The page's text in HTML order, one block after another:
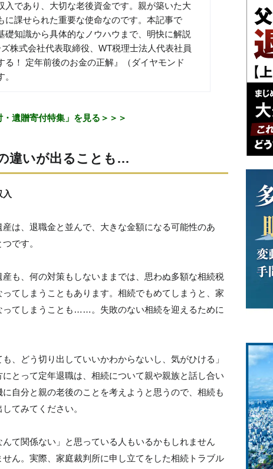
入であり、大切な老後資金です。親が築いた大
に課せられた重要な使命なのです。本記事で
知識から具体的なノウハウまで、明快に解説
株式会社代表取締役、WT税理士法人代表社員
！ 定年前後のお金の正解』（ダイヤモンド
遺贈寄付特集」を見る＞＞＞
違いが出ることも…
入
は、退職金と並んで、大きな金額になる可能性のあ
です。
も、何の対策もしないままでは、思わぬ多額な相続税
てしまうこともあります。相続でもめてしまうと、家
ってしまうことも……。失敗のない相続を迎えるために
、どう切り出していいかわからないし、気がひける」
とって定年退職は、相続について親や親族と話し合い
自分と親の老後のことを考えようと思うので、相続も
てみてください。
て関係ない」と思っている人もいるかもしれません
ん。実際、家庭裁判所に申し立てをした相続トラブル